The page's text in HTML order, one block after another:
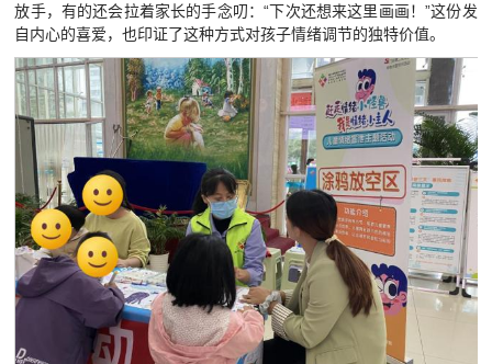
放手，有的还会拉着家长的手念叨：“下次还想来这里画画！”这份发
自内心的喜爱，也印证了这种方式对孩子情绪调节的独特价值。